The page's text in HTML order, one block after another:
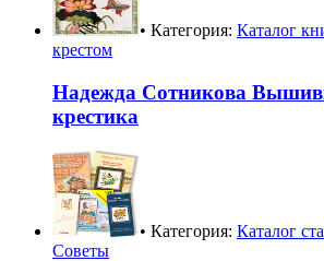
• Категория: Каталог
крестом
Надежда Сотникова
крестика
• Категория: Каталог
Советы